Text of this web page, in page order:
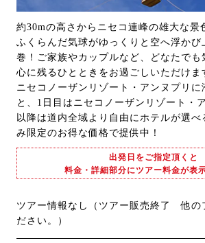
約30mの高さからニセコ連峰の雄大な景
ふくらんだ気球がゆっくりと空へ浮かび
巻！ご家族やカップルなど、どなたでも
心に残るひとときをお過ごしいただけま
ニセコノーザンリゾート・アンヌプリに
と、1日目はニセコノーザンリゾート・
以降は道内全域より自由にホテルが選べ
み限定のお得な価格で提供中！
出発日をご指定頂くと
料金・詳細部分にツアー料金が表
ツアー情報なし（ツアー販売終了 他の
ださい。）